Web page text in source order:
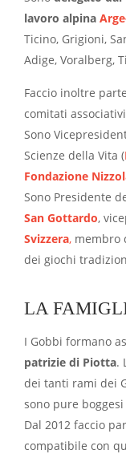
lavoro alpina
Ticino, Grigioni,
Adige, Voralberg,
Faccio inoltre
comitati
Sono
Scienze della Vita (
Fondazione
Sono Presidente
San Gottardo,
Svizzera, membro
dei giochi
LA
I Gobbi formano
patrizie di Piotta.
dei tanti rami dei
sono pure
Dal 2012 faccio
compatibile con